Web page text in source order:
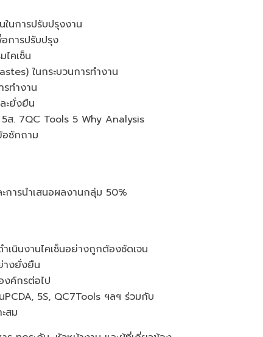
ในการปรับปรุงงาน
อการปรับปรุง
คเซ็น
ในกระบวนการทำงาน
รทำงาน
ะยั่งยืน
5ส. 7QC Tools 5 Why Analysis
อซักถาม
ารนำเสนอผลงานกลุ่ม 50%
เนินงานไคเซ็นอย่างถูกต้องชัดเจน
างยั่งยืน
งค์กรต่อไป
PCDA, 5S, QC7Tools ฯลฯ ร่วมกับ
สม